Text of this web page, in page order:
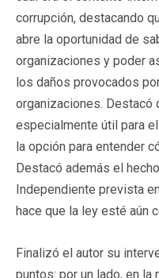
corrupción, destacando
abre la oportunidad de
organizaciones y poder
los daños provocados
organizaciones. Destacó
especialmente útil para
la opción para entender
Destacó además el
Independiente prevista
hace que la ley esté aún
Finalizó el autor su
puntos: por un lado, en